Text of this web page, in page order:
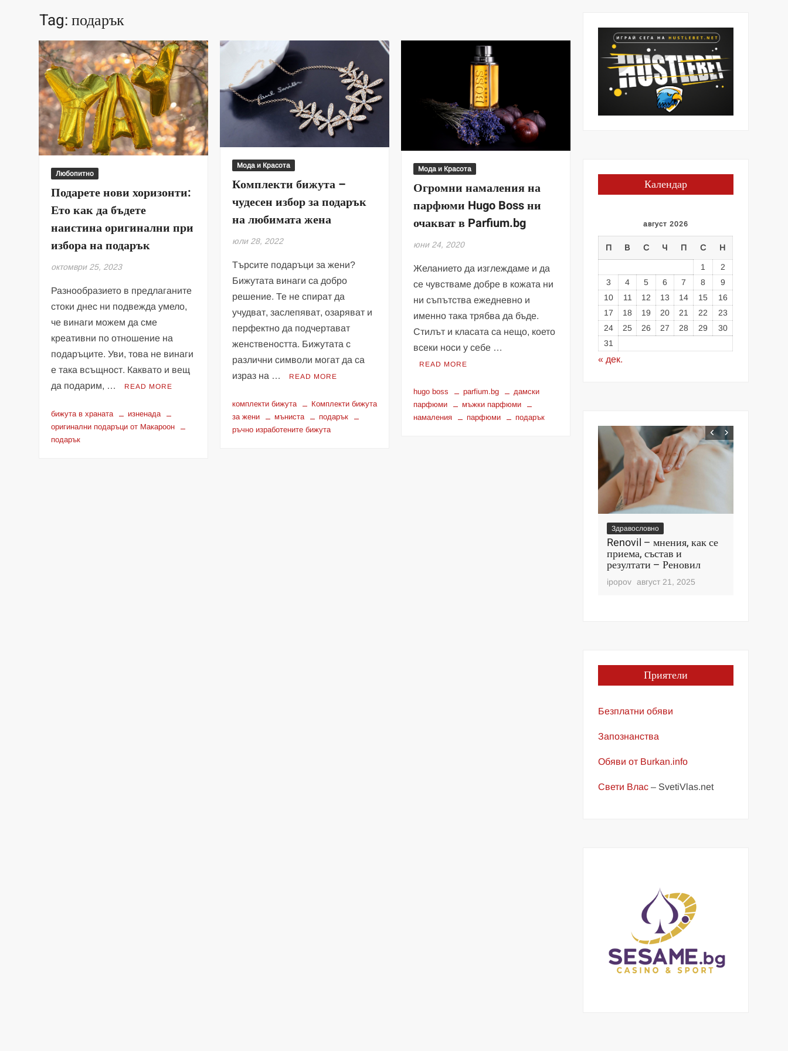
Tag:подарък
Любопитно
Подарете нови хоризонти:
Ето как да бъдете
наистина оригинални при
избора на подарък
октомври 25, 2023
Разнообразието в предлаганите
стоки днес ни подвежда умело,
че винаги можем да сме
креативни по отношение на
подаръците. Уви, това не винаги
е така всъщност. Каквато и вещ
да подарим, …
READ MORE
бижута в храната
изненада
оригинални подаръци от Макароон
подарък
Мода и Красота
Комплекти бижута –
чудесен избор за подарък
на любимата жена
юли 28, 2022
Търсите подаръци за жени?
Бижутата винаги са добро
решение. Те не спират да
учудват, заслепяват, озаряват и
перфектно да подчертават
женствеността. Бижутата с
различни символи могат да са
израз на …
READ MORE
комплекти бижута
Комплекти бижута
за жени
мъниста
подарък
ръчно изработените бижута
Мода и Красота
Огромни намаления на
парфюми Hugo Boss ни
очакват в Parfium.bg
юни 24, 2020
Желанието да изглеждаме и да
се чувстваме добре в кожата ни
ни съпътства ежедневно и
именно така трябва да бъде.
Стилът и класата са нещо, което
всеки носи у себе …
READ MORE
hugo boss parfium.bg
дамски
парфюми
мъжки парфюми
намаления
парфюми подарък
Календар
август 2026
П В С Ч П С Н
1
2
3
4 5 6 7 8
9
10
11 12 13 14 15
16
17
18 19 20 21 22
23
24
25 26 27 28 29
30
31
« дек.
Здравословно
Renovil – мнения, как се
приема, състав и
резултати – Реновил
ipopov август 21, 2025
Приятели
Безплатни обяви
Запознанства
Обяви от Burkan.info
Свети Влас – SvetiVlas.net